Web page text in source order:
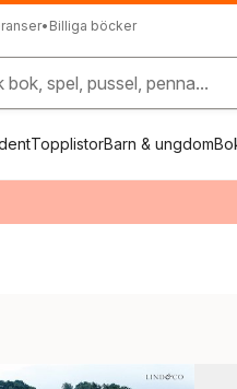
• Billiga böcker
bok, spel, pussel, penna...
TopplistorBarn & ungdom